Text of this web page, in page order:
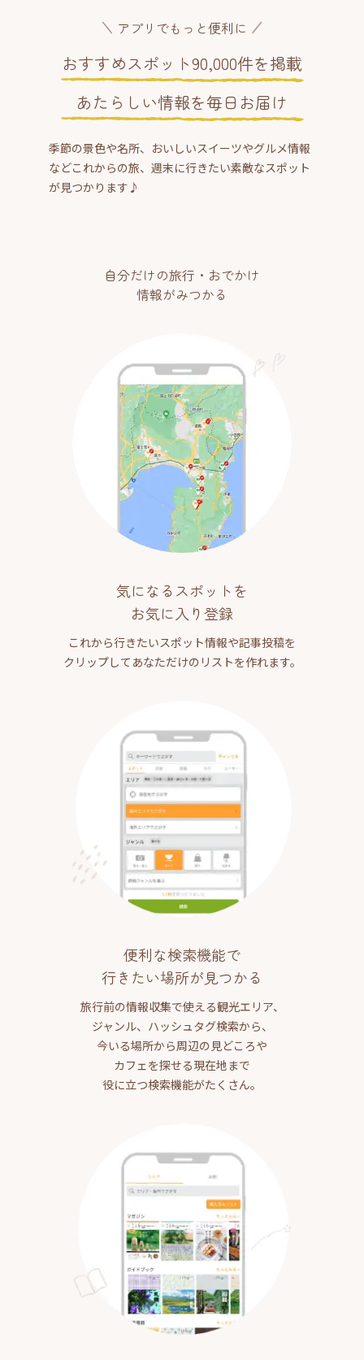
アプリでもっと便利に
おすすめスポット90,000件を掲載
あたらしい情報を毎日お届け
季節の景色や名所、おいしいスイーツやグルメ情報
などこれからの旅、週末に行きたい素敵なスポット
が見つかります♪
自分だけの旅行・おでかけ
情報がみつかる
気になるスポットを
お気に入り登録
これから行きたいスポット情報や記事投稿を
クリップしてあなただけのリストを作れます。
便利な検索機能で
行きたい場所が見つかる
旅行前の情報収集で使える観光エリア、
ジャンル、ハッシュタグ検索から、
今いる場所から周辺の見どころや
カフェを探せる現在地まで
役に立つ検索機能がたくさん。